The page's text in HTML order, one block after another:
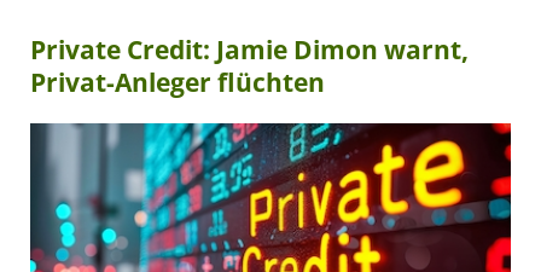
Private Credit: Jamie Dimon warnt,
Privat-Anleger flüchten